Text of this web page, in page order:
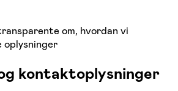
om, hvordan vi
oplysninger
kontaktoplysninger